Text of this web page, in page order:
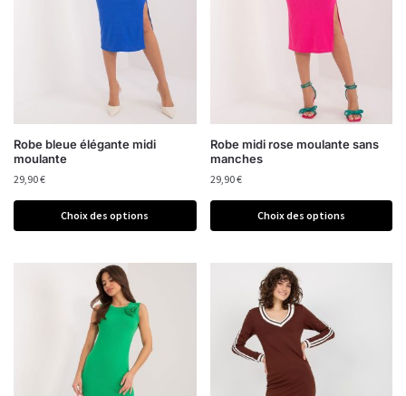
Robe bleue élégante midi
moulante
29,90€
Choix des options
Robe midi rose moulante sans
manches
29,90€
Choix des options